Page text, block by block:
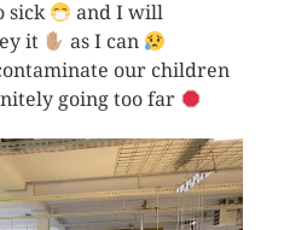
sick
and I will
it
as I can
our children
going too far